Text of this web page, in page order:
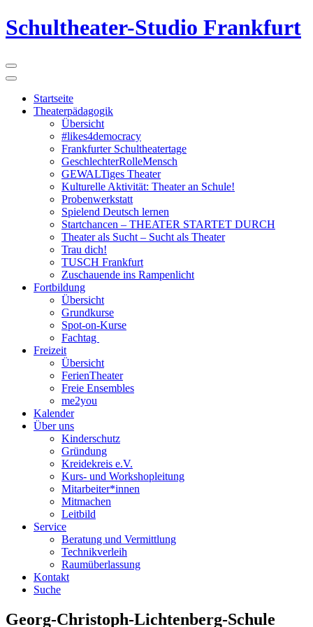
Schultheater-Studio Frankfurt
Startseite
Theaterpädagogik
Übersicht
#likes4democracy
Frankfurter Schultheatertage
GeschlechterRolleMensch
GEWALTiges Theater
Kulturelle Aktivität: Theater an Schule!
Probenwerkstatt
Spielend Deutsch lernen
Startchancen – THEATER STARTET DURCH
Theater als Sucht – Sucht als Theater
Trau dich!
TUSCH Frankfurt
Zuschauende ins Rampenlicht
Fortbildung
Übersicht
Grundkurse
Spot-on-Kurse
Fachtag
Freizeit
Übersicht
FerienTheater
Freie Ensembles
me2you
Kalender
Über uns
Kinderschutz
Gründung
Kreidekreis e.V.
Kurs- und Workshopleitung
Mitarbeiter*innen
Mitmachen
Leitbild
Service
Beratung und Vermittlung
Technikverleih
Raumüberlassung
Kontakt
Suche
Georg-Christoph-Lichtenberg-Schule